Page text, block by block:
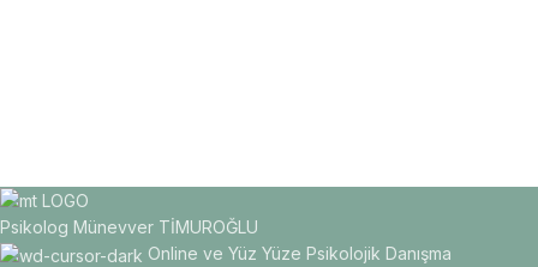
Psikolog Münevver TİMUROĞLU
Online ve Yüz Yüze Psikolojik Danışma